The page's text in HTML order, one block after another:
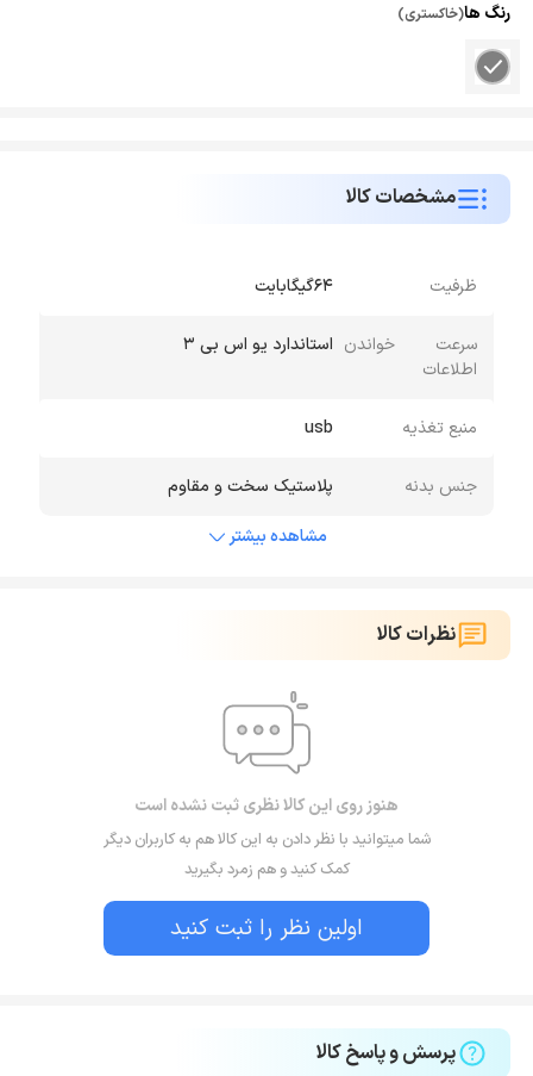
رنگ ها(خاکستری)
مشخصات کالا
ظرفیت 64گیگابایت
سرعت خواندن
اطلاعات
استاندارد یو اس بی 3
منبع تغذیه usb
جنس بدنه
پلاستیک سخت و مقاوم
مشاهده بیشتر
نظرات کالا
هنوز روی این کالا نظری ثبت نشده است
شما میتوانید با نظر دادن به این کالا هم به کاربران دیگر
کمک کنید و هم زمرد بگیرید
اولین نظر را ثبت کنید
پرسش و پاسخ کالا